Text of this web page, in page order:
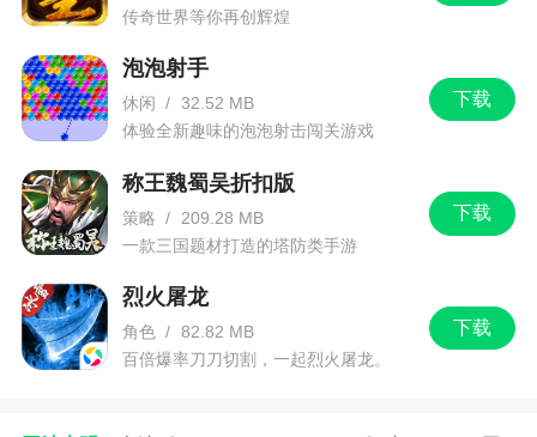
高的稳定性与容错率的。从这个角度而言，太史慈
和胜率都同样偏低。但这并不表示，太史慈就无法
在其他模式下有所建树。事实上，有相当一部分武
将可以和太史慈产生良好的配合。只要武将搭配合
理的阵容中，太史慈不但有很高的发挥空间，甚至
可以成为整个团队的灵魂与核心。
【武将配合】
一、包养篇
【献图式包养：太史慈+包养类武将】
传奇世界等你再创辉煌
下载
泡泡射手
休闲 / 32.52 MB
体验全新趣味的泡泡射击闯关游戏
下载
称王魏蜀吴折扣版
策略 /
209.28 MB
一款三国题材打造的塔防类手游
下载
烈火屠龙
角色 / 82.82 MB
百倍爆率刀刀切割，一起烈火屠龙。